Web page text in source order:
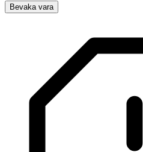
Bevaka vara